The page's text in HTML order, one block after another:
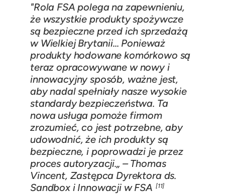
"Rola FSA polega na zapewnieniu,
że wszystkie produkty spożywcze
są bezpieczne przed ich sprzedażą
w Wielkiej Brytanii... Ponieważ
produkty hodowane komórkowo są
teraz opracowywane w nowy i
innowacyjny sposób, ważne jest,
aby nadal spełniały nasze wysokie
standardy bezpieczeństwa. Ta
nowa usługa pomoże firmom
zrozumieć, co jest potrzebne, aby
udowodnić, że ich produkty są
bezpieczne, i poprowadzi je przez
proces autoryzacji.„ – Thomas
Vincent, Zastępca Dyrektora ds.
Sandbox i Innowacji w FSA [11]